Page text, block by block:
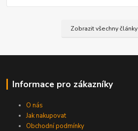
Zobrazit všechny články
Informace pro zákazníky
O nás
Jak nakupovat
Obchodní podmínky